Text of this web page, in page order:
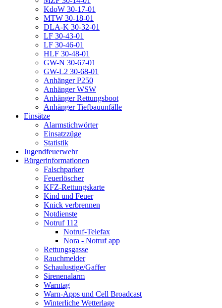
KdoW 30-17-01
MTW 30-18-01
DLA-K 30-32-01
LF 30-43-01
LF 30-46-01
HLF 30-48-01
GW-N 30-67-01
GW-L2 30-68-01
Anhänger P250
Anhänger WSW
Anhänger Rettungsboot
Anhänger Tiefbauunfälle
Einsätze
Alarmstichwörter
Einsatzzüge
Statistik
Jugendfeuerwehr
Bürgerinformationen
Falschparker
Feuerlöscher
KFZ-Rettungskarte
Kind und Feuer
Knick verbrennen
Notdienste
Notruf 112
Notruf-Telefax
Nora - Notruf app
Rettungsgasse
Rauchmelder
Schaulustige/Gaffer
Sirenenalarm
Warntag
Warn-Apps und Cell Broadcast
Winterliche Wetterlage